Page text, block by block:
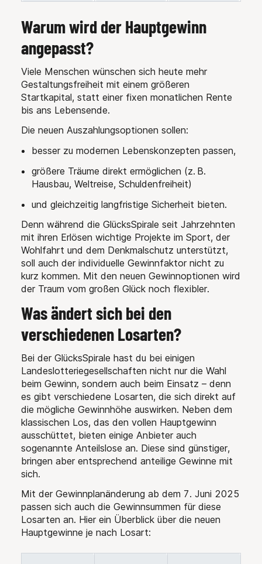
Warum wird der Hauptgewinn
angepasst?
Viele Menschen wünschen sich heute mehr
Gestaltungsfreiheit mit einem größeren
Startkapital, statt einer fixen monatlichen Rente
bis ans Lebensende.
Die neuen Auszahlungsoptionen sollen:
besser zu modernen Lebenskonzepten passen,
größere Träume direkt ermöglichen (z. B.
Hausbau, Weltreise, Schuldenfreiheit)
und gleichzeitig langfristige Sicherheit bieten.
Denn während die GlücksSpirale seit Jahrzehnten
mit ihren Erlösen wichtige Projekte im Sport, der
Wohlfahrt und dem Denkmalschutz unterstützt,
soll auch der individuelle Gewinnfaktor nicht zu
kurz kommen. Mit den neuen Gewinnoptionen wird
der Traum vom großen Glück noch flexibler.
Was ändert sich bei den
verschiedenen Losarten?
Bei der GlücksSpirale hast du bei einigen
Landeslotteriegesellschaften nicht nur die Wahl
beim Gewinn, sondern auch beim Einsatz – denn
es gibt verschiedene Losarten, die sich direkt auf
die mögliche Gewinnhöhe auswirken. Neben dem
klassischen Los, das den vollen Hauptgewinn
ausschüttet, bieten einige Anbieter auch
sogenannte Anteilslose an. Diese sind günstiger,
bringen aber entsprechend anteilige Gewinne mit
sich.
Mit der Gewinnplanänderung ab dem 7. Juni 2025
passen sich auch die Gewinnsummen für diese
Losarten an. Hier ein Überblick über die neuen
Hauptgewinne je nach Losart: